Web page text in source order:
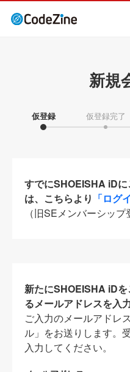
新規
仮登録 仮登録完了
すでにSHOEISHA iD
は、こちらより 「ログ
（旧SEメンバーシップ
新たにSHOEISHA iD
るメールアドレスを入
ご入力のメールアドレ
ル」をお送りします。
入力してください。